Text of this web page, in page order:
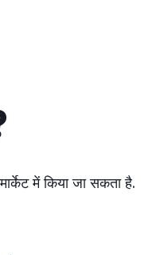
में किया जा सकता है.